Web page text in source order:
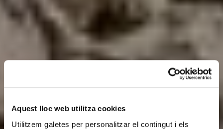
Aquest lloc web utilitza cookies
Utilitzem galetes per personalitzar el contingut i els